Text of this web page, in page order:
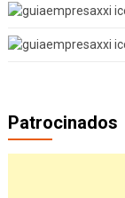
Patrocinados